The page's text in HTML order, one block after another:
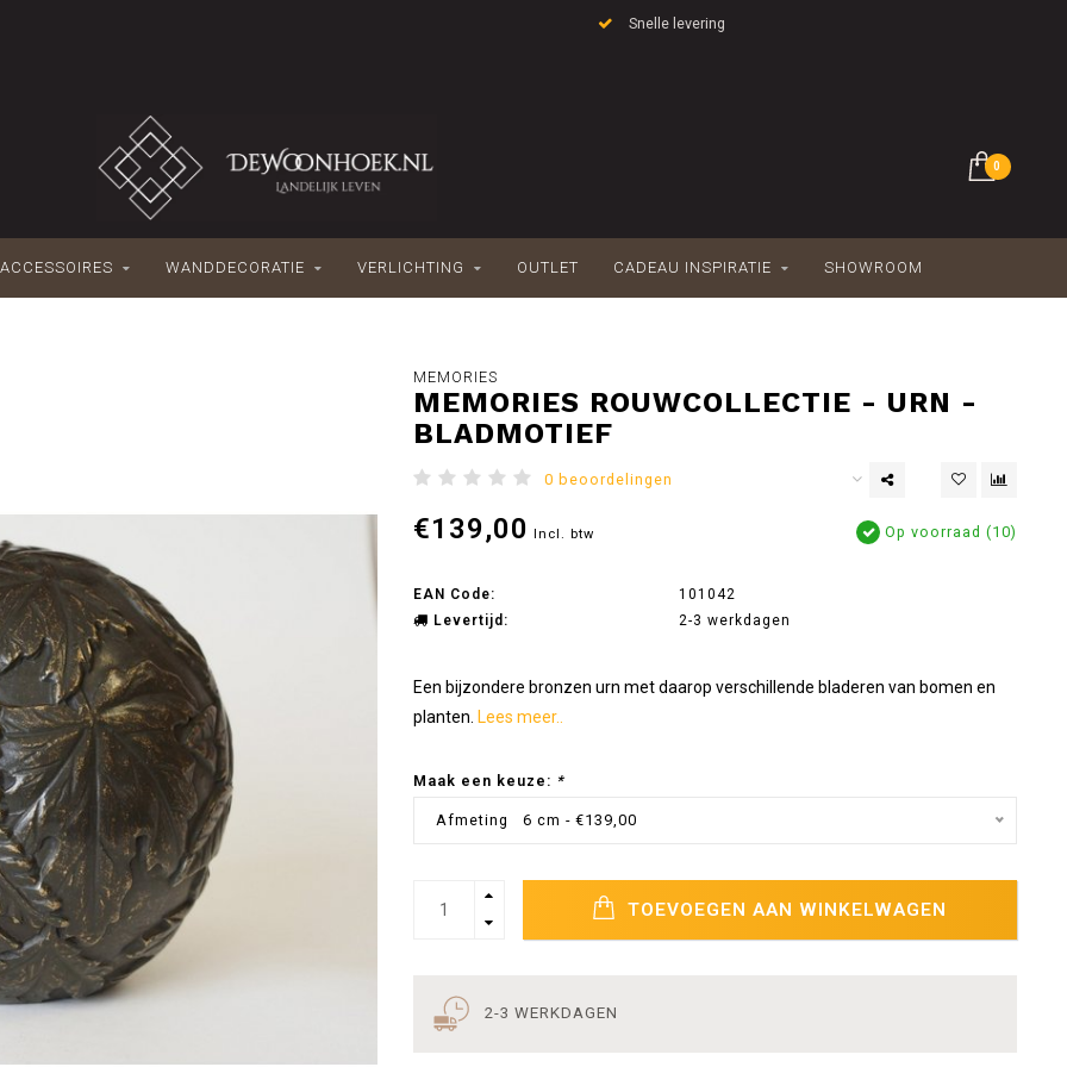
Snelle levering
0
WANDDECORATIE VERLICHTING OUTLET CADEAU INSPIRATIE SHOWROOM
MEMORIES
MEMORIES ROUWCOLLECTIE - URN -
BLADMOTIEF
0 beoordelingen
€139,00 Incl. btw Op voorraad (10)
EAN Code:
101042
Levertijd:
2-3 werkdagen
Een bijzondere bronzen urn met daarop verschillende bladeren van bomen en
planten. Lees meer..
Maak een keuze: *
Afmeting 6 cm - €139,00
TOEVOEGEN AAN WINKELWAGEN
2-3 WERKDAGEN